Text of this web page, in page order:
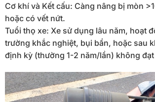
Cơ khí và Kết cấu: Càng nâng bị mòn
hoặc có vết nứt.
Tuổi thọ xe: Xe sử dụng lâu năm, hoạt
trường khắc nghiệt, bụi bẩn, hoặc sau
định kỳ (thường 1-2 năm/lần) không